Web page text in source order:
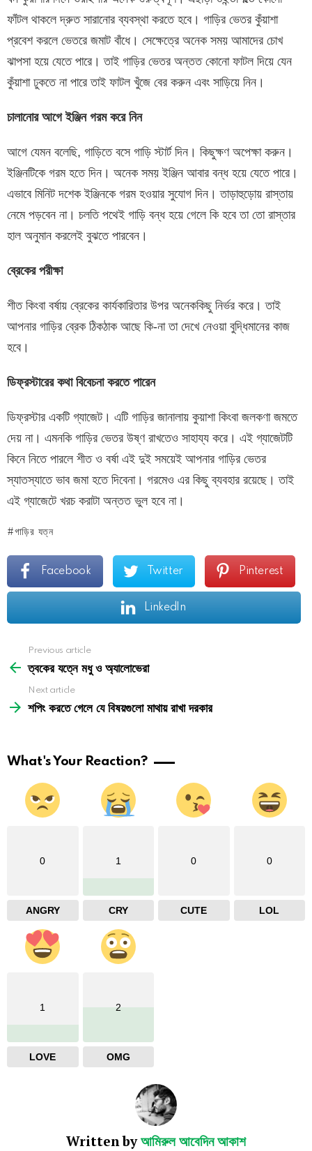
ফাঁটল থাকলে দ্রুত সারানোর ব্যবস্থা করতে হবে। গাড়ির ভেতর কুঁয়াশা
প্রবেশ করলে ভেতরে জমাট বাঁধে। সেক্ষেত্রে অনেক সময় আমাদের চোখ
ঝাপসা হয়ে যেতে পারে। তাই গাড়ির ভেতর অন্তত কোনো ফাটল দিয়ে যেন
কুঁয়াশা ঢুকতে না পারে তাই ফাটল খুঁজে বের করুন এবং সাড়িয়ে নিন।
চালানোর আগে ইঞ্জিন গরম করে নিন
আগে যেমন বলেছি, গাড়িতে বসে গাড়ি স্টার্ট দিন। কিছুক্ষণ অপেক্ষা করুন।
ইঞ্জিনটিকে গরম হতে দিন। অনেক সময় ইঞ্জিন আবার বন্ধ হয়ে যেতে পারে।
এভাবে মিনিট দশেক ইঞ্জিনকে গরম হওয়ার সুযোগ দিন। তাড়াহুড়োয় রাস্তায়
নেমে পড়বেন না। চলতি পথেই গাড়ি বন্ধ হয়ে গেলে কি হবে তা তো রাস্তার
হাল অনুমান করলেই বুঝতে পারবেন।
ব্রেকের পরীক্ষা
শীত কিংবা বর্ষায় ব্রেকের কার্যকারিতার উপর অনেককিছু নির্ভর করে। তাই
আপনার গাড়ির ব্রেক ঠিকঠাক আছে কি-না তা দেখে নেওয়া বুদ্ধিমানের কাজ
হবে।
ডিফ্রস্টারের কথা বিবেচনা করতে পারেন
ডিফ্রস্টার একটি গ্যাজেট। এটি গাড়ির জানালায় কুয়াশা কিংবা জলকণা জমতে
দেয় না। এমনকি গাড়ির ভেতর উষ্ণ রাখতেও সাহায্য করে। এই গ্যাজেটটি
কিনে নিতে পারলে শীত ও বর্ষা এই দুই সময়েই আপনার গাড়ির ভেতর
স্যাতস্যাতে ভাব জমা হতে দিবেনা। গরমেও এর কিছু ব্যবহার রয়েছে। তাই
এই গ্যাজেটে খরচ করাটা অন্তত ভুল হবে না।
গাড়ির যত্ন
Facebook Twitter Pinterest
LinkedIn
more
Previous article
ত্বকের যত্নে মধু ও অ্যালোভেরা
Next article
শপিং করতে গেলে যে বিষয়গুলো মাথায় রাখা দরকার
What's Your Reaction?
0
ANGRY
1
CRY
0
CUTE
0
LOL
1
LOVE
2
OMG
Written byআমিরুল আবেদিন আকাশ